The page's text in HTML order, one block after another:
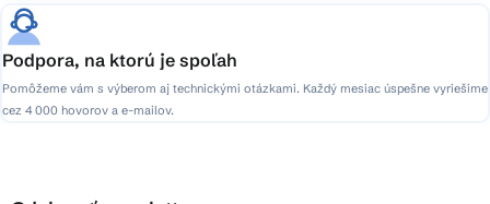
Podpora, na ktorú je spoľah
Pomôžeme vám s výberom aj technickými otázkami. Každý mesiac úspešne vyriešime
cez 4 000 hovorov a e-mailov.